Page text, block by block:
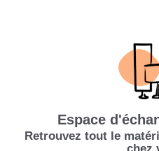
Espace
Retrouvez tout le